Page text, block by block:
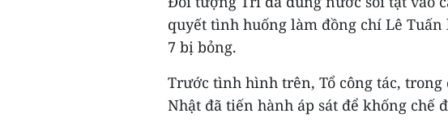
quyết tình huống làm đồng chí Lê
7 bị bỏng.
Trước tình hình trên, Tổ công tác,
Nhật đã tiến hành áp sát để khống chế